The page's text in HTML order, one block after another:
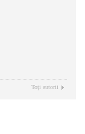
Toţi autorii